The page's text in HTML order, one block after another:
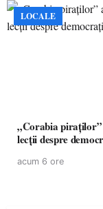
LOCALE
„Corabia piraților”
lecții despre
acum 6 ore